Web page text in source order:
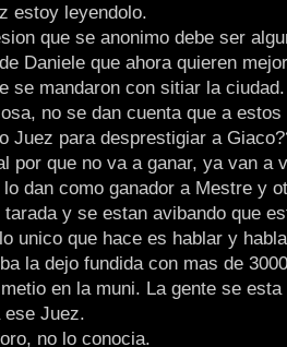
estoy leyendolo.
que se anonimo debe ser
Daniele que ahora quieren
se mandaron con sitiar la
no se dan cuenta que a
Juez para desprestigiar a
por que no va a ganar, ya van a
dan como ganador a Mestre y
tarada y se estan avibando que
unico que hace es hablar y
la dejo fundida con mas de
en la muni. La gente se
ese Juez.
no lo conocia.